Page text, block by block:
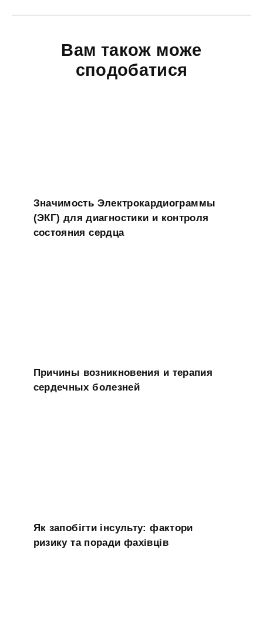
Вам також може
сподобатися
Значимость Электрокардиограммы
(ЭКГ) для диагностики и контроля
состояния сердца
Причины возникновения и терапия
сердечных болезней
Як запобігти інсульту: фактори
ризику та поради фахівців